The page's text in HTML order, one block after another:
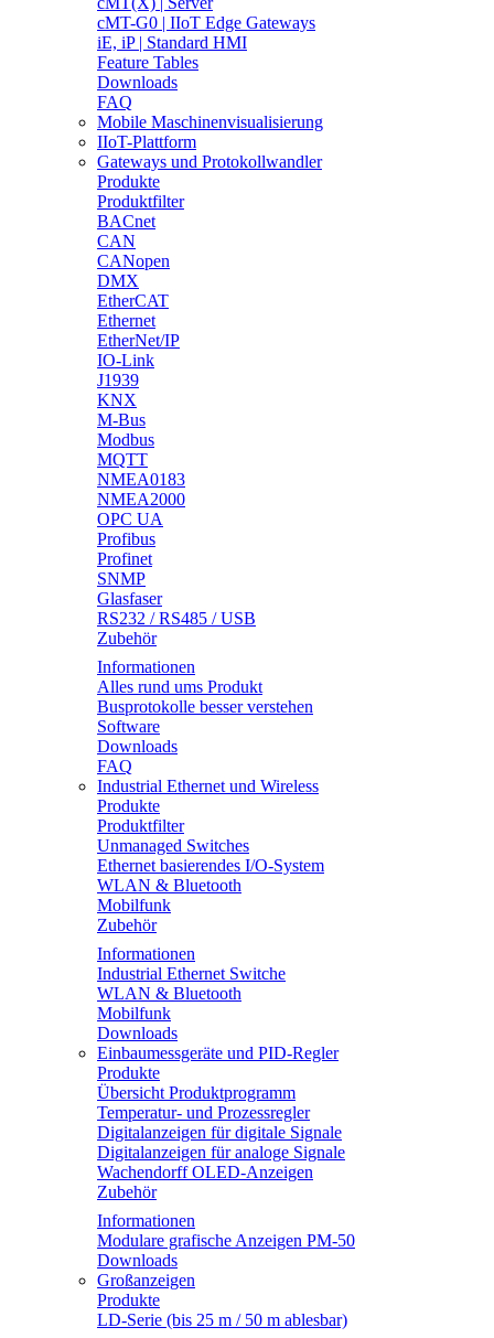
cMT-G0 | IIoT Edge Gateways
iE, iP | Standard HMI
Feature Tables
Downloads
FAQ
Mobile Maschinenvisualisierung
IIoT-Plattform
Gateways und Protokollwandler
Produkte
Produktfilter
BACnet
CAN
CANopen
DMX
EtherCAT
Ethernet
EtherNet/IP
IO-Link
J1939
KNX
M-Bus
Modbus
MQTT
NMEA0183
NMEA2000
OPC UA
Profibus
Profinet
SNMP
Glasfaser
RS232 / RS485 / USB
Zubehör
Informationen
Alles rund ums Produkt
Busprotokolle besser verstehen
Software
Downloads
FAQ
Industrial Ethernet und Wireless
Produkte
Produktfilter
Unmanaged Switches
Ethernet basierendes I/O-System
WLAN & Bluetooth
Mobilfunk
Zubehör
Informationen
Industrial Ethernet Switche
WLAN & Bluetooth
Mobilfunk
Downloads
Einbaumessgeräte und PID-Regler
Produkte
Übersicht Produktprogramm
Temperatur- und Prozessregler
Digitalanzeigen für digitale Signale
Digitalanzeigen für analoge Signale
Wachendorff OLED-Anzeigen
Zubehör
Informationen
Modulare grafische Anzeigen PM-50
Downloads
Großanzeigen
Produkte
LD-Serie (bis 25 m / 50 m ablesbar)